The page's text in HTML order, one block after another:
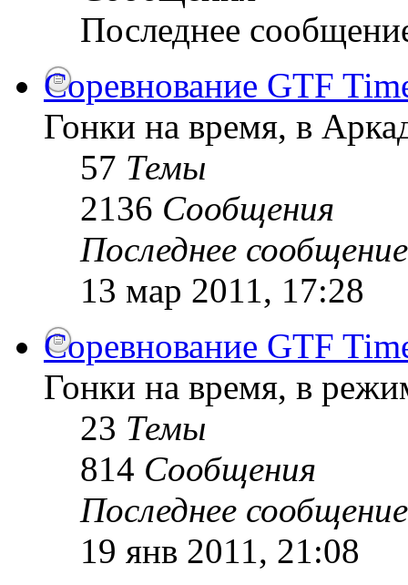
Последнее
Соревнование GTF
Гонки на время, в
57 Темы
2136 Сообщения
Последнее сообщение
13 мар 2011, 17:28
Соревнование GTF
Гонки на время, в
23 Темы
814 Сообщения
Последнее сообщение
19 янв 2011, 21:08